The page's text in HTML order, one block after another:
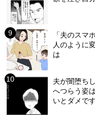
「夫のスマ
人のように
は
夫が闇堕ち
へつらう姿
いとダメで